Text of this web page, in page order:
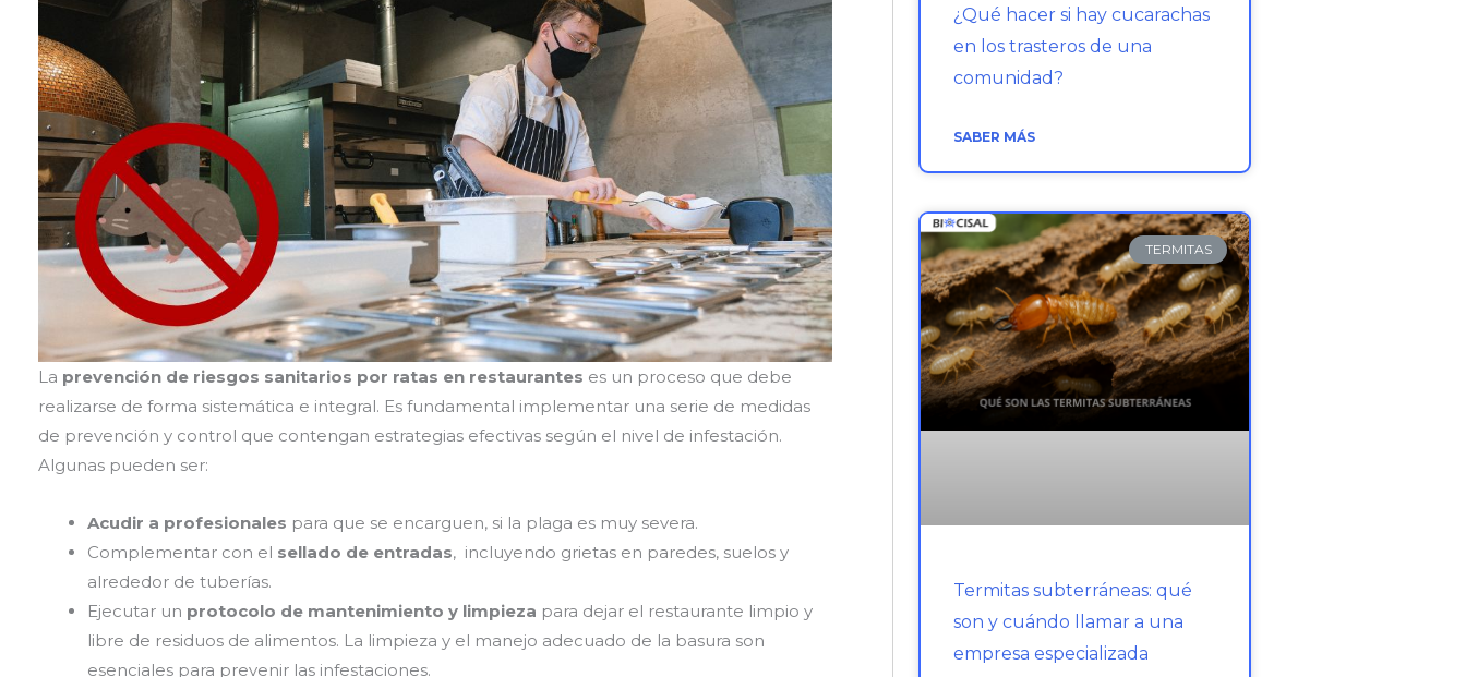
La prevención de riesgos sanitarios por ratas en restaurantes es un proceso que debe
realizarse de forma sistemática e integral. Es fundamental implementar una serie de medidas
de prevención y control que contengan estrategias efectivas según el nivel de infestación.
Algunas pueden ser:
Acudir a profesionales para que se encarguen, si la plaga es muy severa.
Complementar con el sellado de entradas, incluyendo grietas en paredes, suelos y
alrededor de tuberías.
Ejecutar un protocolo de mantenimiento y limpieza para dejar el restaurante limpio y
libre de residuos de alimentos. La limpieza y el manejo adecuado de la basura son
esenciales para prevenir las infestaciones.
¿Qué hacer si hay cucarachas
en los trasteros de una
comunidad?
SABER MÁS
TERMITAS
Termitas subterráneas: qué
son y cuándo llamar a una
empresa especializada